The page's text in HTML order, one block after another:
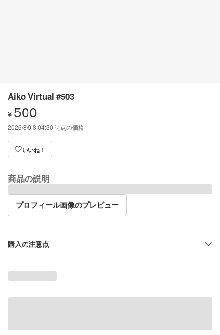
Aiko Virtual #503
¥ 500
2026/8/9 8:04:30 時点の価格
いいね！
商品の説明
プロフィール画像のプレビュー
購入の注意点